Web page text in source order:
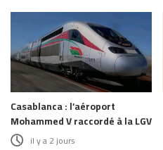
Casablanca : l’aéroport
Mohammed V raccordé à la LGV
il y a 2 jours